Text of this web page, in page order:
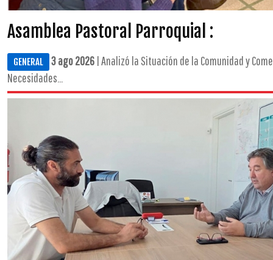
Asamblea Pastoral Parroquial :
GENERAL 3 ago 2026 | Analizó la Situación de la Comunidad y
Necesidades...